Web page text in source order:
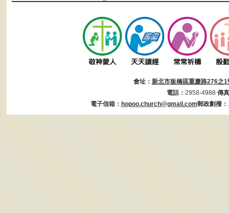
會址： 新北市板橋區重慶路276之1
電話： 2958-4988 傳
電子信箱： hopoo.church@gmail.com郵政劃撥：